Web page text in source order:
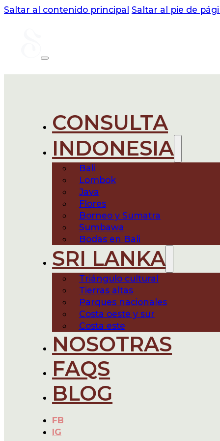
Saltar al contenido principal Saltar al pie de
CONSULTA
INDONESIA
Bali
Lombok
Java
Flores
Borneo y Sumatra
Sumbawa
Bodas en Bali
SRI LANKA
Triángulo cultural
Tierras altas
Parques nacionales
Costa oeste y sur
Costa este
NOSOTRAS
FAQS
BLOG
FB
IG